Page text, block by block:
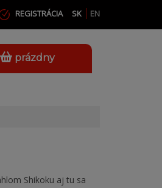
SK EN
REGISTRÁCIA
prázdny
Shikoku aj tu sa